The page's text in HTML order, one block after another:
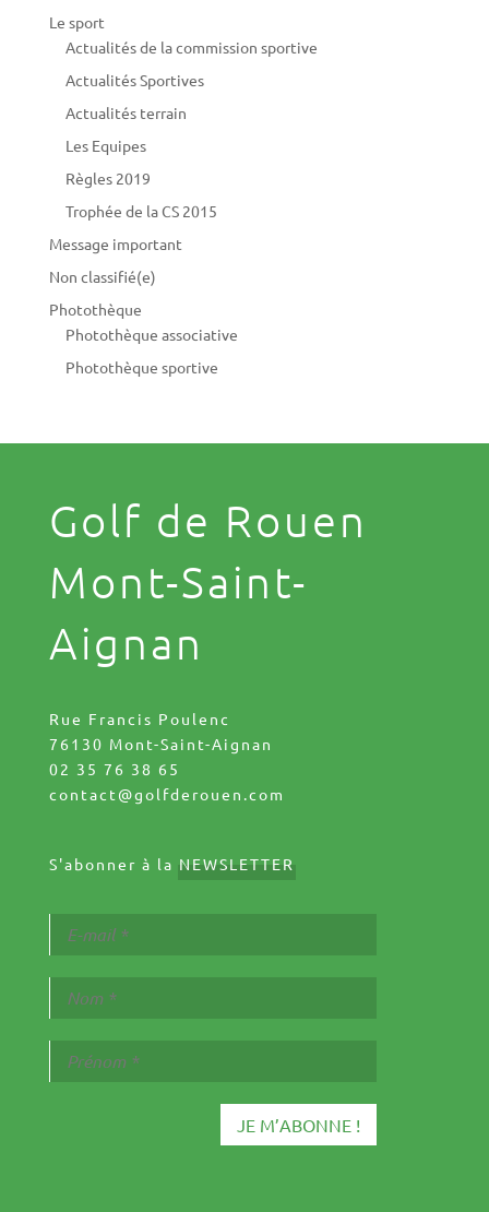
Le sport
Actualités de la commission sportive
Actualités Sportives
Actualités terrain
Les Equipes
Règles 2019
Trophée de la CS 2015
Message important
Non classifié(e)
Photothèque
Photothèque associative
Photothèque sportive
Golf de Rouen
Mont-Saint-
Aignan
Rue Francis Poulenc
76130 Mont-Saint-Aignan
02 35 76 38 65
contact@golfderouen.com
S'abonner à la NEWSLETTER